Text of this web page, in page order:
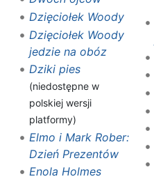
Dzięciołek Woody
Dzięciołek Woody
jedzie na obóz
Dziki pies
(niedostępne w
polskiej wersji
platformy)
Elmo i Mark Rober:
Dzień Prezentów
Enola Holmes